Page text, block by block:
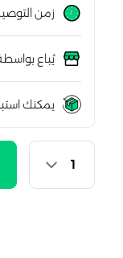
زمن
يُباع
يمكنك